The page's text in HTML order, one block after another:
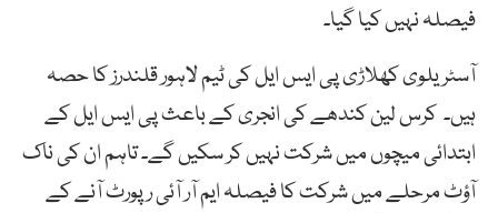
فیصلہ نہیں کیا گیا۔
آسٹریلوی کھلاڑی پی ایس ایل کی ٹیم لاہور قلندرز کا حصہ
ہیں۔ کرس لین کندھے کی انجری کے باعث پی ایس ایل کے
ابتدائی میچوں میں شرکت نہیں کر سکیں گے۔ تاہم ان کی ناک
آؤٹ مرحلے میں شرکت کا فیصلہ ایم آر آئی رپورٹ آنے کے